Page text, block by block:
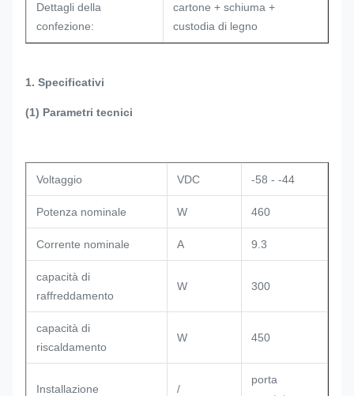
Dettagli della
confezione:
cartone + schiuma +
custodia di legno
1. Specificativi
(1) Parametri tecnici
Voltaggio VDC -58 - -44
Potenza nominale W 460
Corrente nominale A 9.3
capacità di
raffreddamento
W 300
capacità di
riscaldamento
W 450
Installazione /
porta